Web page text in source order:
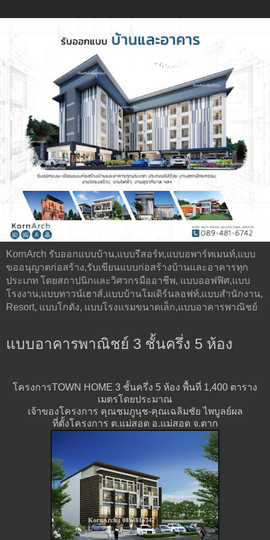
KornArch รับออกแบบบ้าน,แบบรีสอร์ท,แบบอพาร์ทเมนท์,แบบ
ขออนุญาตก่อสร้าง,รับเขียนแบบก่อสร้างบ้านและอาคารทุก
ประเภท โดยสถาปนิกและวิศวกรมืออาชีพ, แบบออฟฟิศ,แบบ
โรงงาน,แบบทาวน์เฮาส์,แบบบ้านโมเดิร์นลอฟท์,แบบสำนักงาน,
Resort, แบบโกดัง, แบบโรงแรมขนาดเล็ก,แบบอาคารพาณิชย์
แบบอาคารพาณิชย์ 3 ชั้นครึ่ง 5 ห้อง
โครงการTOWN HOME 3 ชั้นครึ่ง 5 ห้อง พื้นที่ 1,400 ตาราง
เมตรโดยประมาณ
เจ้าของโครงการ คุณชมภูนุช-คุณเฉลิมชัย ไพบูลย์ผล
ที่ตั้งโครงการ ต.แม่สอด อ.แม่สอด จ.ตาก